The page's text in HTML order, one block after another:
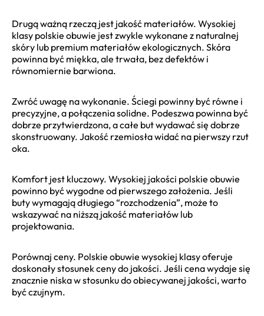
Drugą ważną rzeczą jest jakość materiałów. Wysokiej
klasy polskie obuwie jest zwykle wykonane z naturalnej
skóry lub premium materiałów ekologicznych. Skóra
powinna być miękka, ale trwała, bez defektów i
równomiernie barwiona.
Zwróć uwagę na wykonanie. Ściegi powinny być równe i
precyzyjne, a połączenia solidne. Podeszwa powinna być
dobrze przytwierdzona, a całe but wydawać się dobrze
skonstruowany. Jakość rzemiosła widać na pierwszy rzut
oka.
Komfort jest kluczowy. Wysokiej jakości polskie obuwie
powinno być wygodne od pierwszego założenia. Jeśli
buty wymagają długiego “rozchodzenia”, może to
wskazywać na niższą jakość materiałów lub
projektowania.
Porównaj ceny. Polskie obuwie wysokiej klasy oferuje
doskonały stosunek ceny do jakości. Jeśli cena wydaje się
znacznie niska w stosunku do obiecywanej jakości, warto
być czujnym.